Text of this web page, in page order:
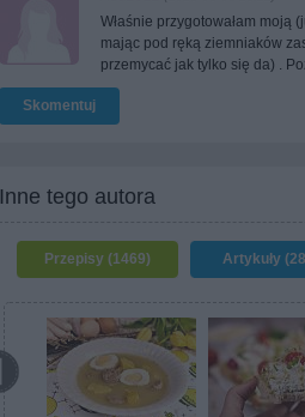
Właśnie przygotowałam moją
mając pod ręką ziemniaków
przemycać jak tylko się da) .
Skomentuj
Inne tego autora
Przepisy (1469) Artykuły